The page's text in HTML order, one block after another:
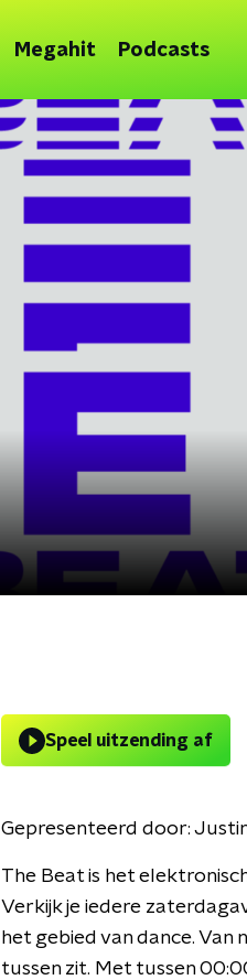
Megahit Podcasts
Speel uitzending af
Gepresenteerd door:
The Beat is het
Verkijk je iedere
het gebied van dance.
tussen zit. Met tussen